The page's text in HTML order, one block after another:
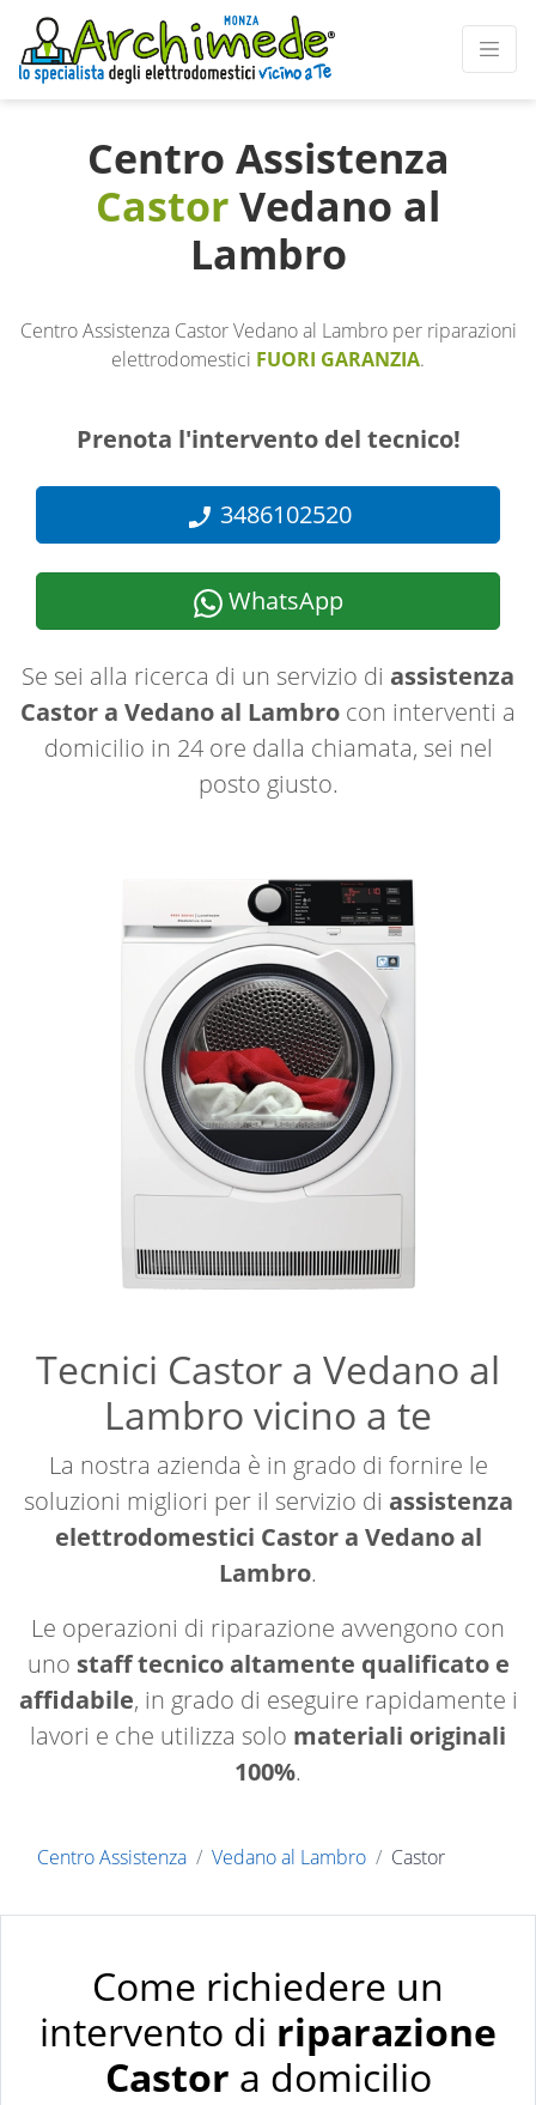
Centro Assistenza
CastorVedano al
Lambro
Centro Assistenza Castor Vedano al Lambro per riparazioni
elettrodomestici FUORI GARANZIA.
Prenota l'intervento del tecnico!
3486102520
WhatsApp
Se sei alla ricerca di un servizio di assistenza
Castor a Vedano al Lambro con interventi a
domicilio in 24 ore dalla chiamata, sei nel
posto giusto.
Tecnici Castor a Vedano al
Lambro vicino a te
La nostra azienda è in grado di fornire le
soluzioni migliori per il servizio di assistenza
elettrodomestici Castor a Vedano al
Lambro.
Le operazioni di riparazione avvengono con
uno staff tecnico altamente qualificato e
affidabile, in grado di eseguire rapidamente i
lavori e che utilizza solo materiali originali
100%.
Centro Assistenza Vedano al Lambro Castor
Come richiedere un
intervento di riparazione
Castor a domicilio